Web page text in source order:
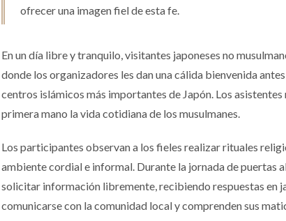
ofrecer una imagen fiel de esta fe.
En un día libre y tranquilo, visitantes japoneses no
donde los organizadores les dan una cálida bienvenida
centros islámicos más importantes de Japón. Los
primera mano la vida cotidiana de los musulmanes.
Los participantes observan a los fieles realizar rituales
ambiente cordial e informal. Durante la jornada de puertas
solicitar información libremente, recibiendo respuestas en
comunicarse con la comunidad local y comprenden sus